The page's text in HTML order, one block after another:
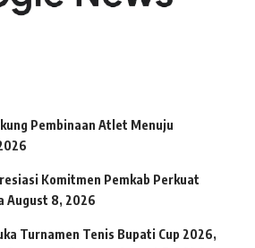
Pembinaan Atlet Menuju
Komitmen Pemkab Perkuat
August 8, 2026
Turnamen Tenis Bupati Cup 2026,